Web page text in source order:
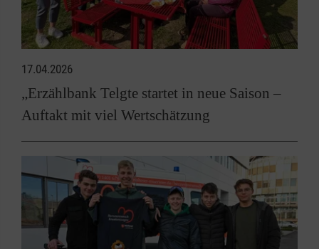
17.04.2026
„Erzählbank Telgte startet in neue Saison –
Auftakt mit viel Wertschätzung